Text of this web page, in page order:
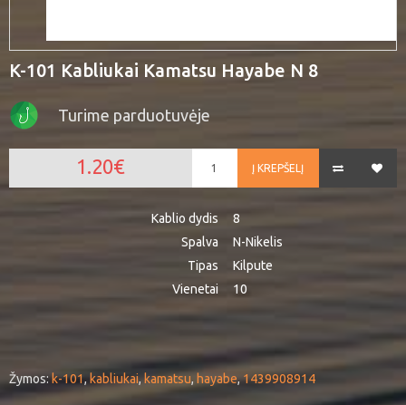
K-101 Kabliukai Kamatsu Hayabe N 8
Turime parduotuvėje
Į KREPŠELĮ
1.20€
Kablio dydis
8
Spalva
N-Nikelis
Tipas
Kilpute
Vienetai
10
Žymos:k-101, kabliukai,kamatsu, hayabe,1439908914